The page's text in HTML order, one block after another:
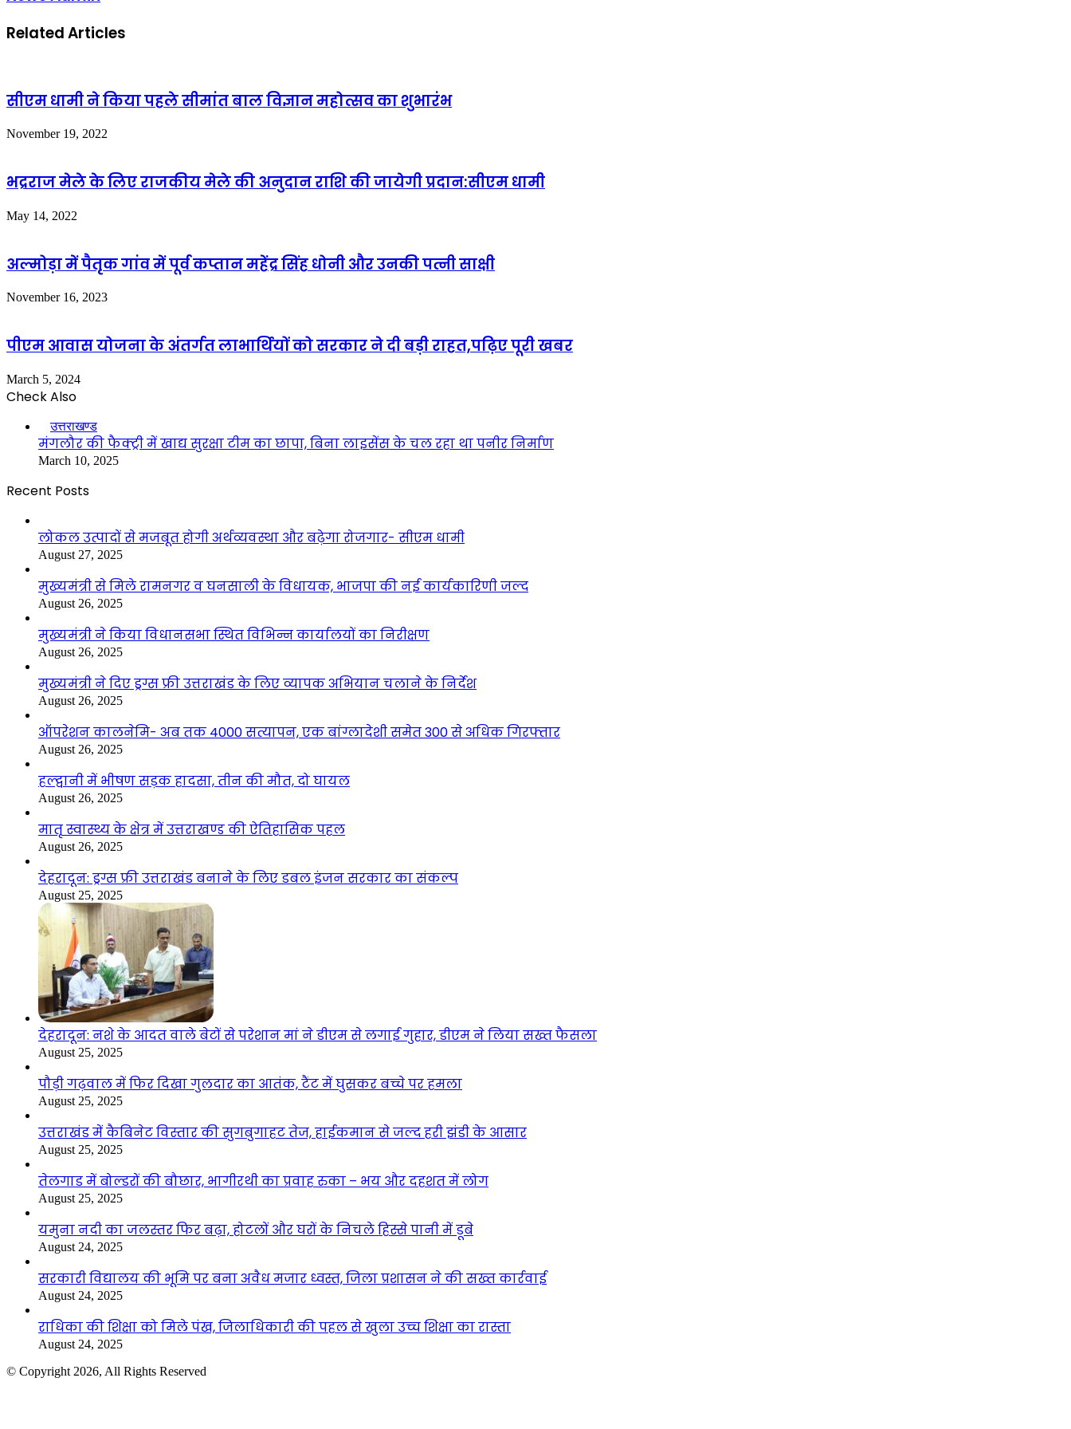
Related Articles
सीएम धामी ने किया पहले सीमांत बाल विज्ञान महोत्सव का शुभारंभ
November 19, 2022
भद्रराज मेले के लिए राजकीय मेले की अनुदान राशि की जायेगी प्रदान:सीएम धामी
May 14, 2022
अल्मोड़ा में पैतृक गांव में पूर्व कप्तान महेंद्र सिंह धोनी और उनकी पत्नी साक्षी
November 16, 2023
पीएम आवास योजना के अंतर्गत लाभार्थियों को सरकार ने दी बड़ी राहत,पढ़िए पूरी खबर
March 5, 2024
Check Also
उत्तराखण्ड
मंगलौर की फैक्ट्री में खाद्य सुरक्षा टीम का छापा, बिना लाइसेंस के चल रहा था पनीर निर्माण
March 10, 2025
Recent Posts
लोकल उत्पादों से मजबूत होगी अर्थव्यवस्था और बढ़ेगा रोजगार- सीएम धामी
August 27, 2025
मुख्यमंत्री से मिले रामनगर व घनसाली के विधायक, भाजपा की नई कार्यकारिणी जल्द
August 26, 2025
मुख्यमंत्री ने किया विधानसभा स्थित विभिन्न कार्यालयों का निरीक्षण
August 26, 2025
मुख्यमंत्री ने दिए ड्रग्स फ्री उत्तराखंड के लिए व्यापक अभियान चलाने के निर्देश
August 26, 2025
ऑपरेशन कालनेमि- अब तक 4000 सत्यापन, एक बांग्लादेशी समेत 300 से अधिक गिरफ्तार
August 26, 2025
हल्द्वानी में भीषण सड़क हादसा, तीन की मौत, दो घायल
August 26, 2025
मातृ स्वास्थ्य के क्षेत्र में उत्तराखण्ड की ऐतिहासिक पहल
August 26, 2025
देहरादून: ड्रग्स फ्री उत्तराखंड बनाने के लिए डबल इंजन सरकार का संकल्प
August 25, 2025
देहरादून: नशे के आदत वाले बेटों से परेशान मां ने डीएम से लगाई गुहार, डीएम ने लिया सख्त फैसला
August 25, 2025
पौड़ी गढ़वाल में फिर दिखा गुलदार का आतंक, टैंट में घुसकर बच्चे पर हमला
August 25, 2025
उत्तराखंड में कैबिनेट विस्तार की सुगबुगाहट तेज, हाईकमान से जल्द हरी झंडी के आसार
August 25, 2025
तेलगाड में बोल्डरों की बौछार, भागीरथी का प्रवाह रुका – भय और दहशत में लोग
August 25, 2025
यमुना नदी का जलस्तर फिर बढ़ा, होटलों और घरों के निचले हिस्से पानी में डूबे
August 24, 2025
सरकारी विद्यालय की भूमि पर बना अवैध मजार ध्वस्त, जिला प्रशासन ने की सख्त कार्रवाई
August 24, 2025
राधिका की शिक्षा को मिले पंख, जिलाधिकारी की पहल से खुला उच्च शिक्षा का रास्ता
August 24, 2025
© Copyright 2026, All Rights Reserved